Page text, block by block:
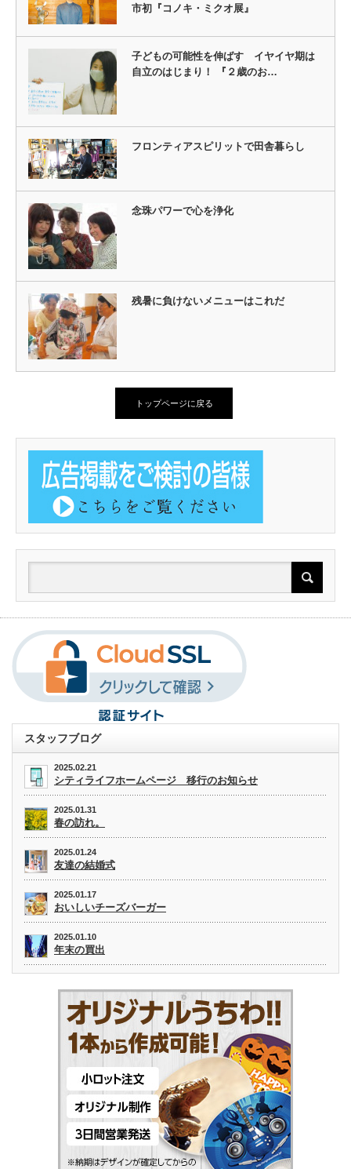
市初『コノキ・ミクオ展』
子どもの可能性を伸ばす イヤイヤ期は
自立のはじまり！ 『２歳のお…
フロンティアスピリットで田舎暮らし
念珠パワーで心を浄化
残暑に負けないメニューはこれだ
トップページに戻る
スタッフブログ
2025.02.21
シティライフホームページ 移行のお知らせ
2025.01.31
春の訪れ。
2025.01.24
友達の結婚式
2025.01.17
おいしいチーズバーガー
2025.01.10
年末の買出